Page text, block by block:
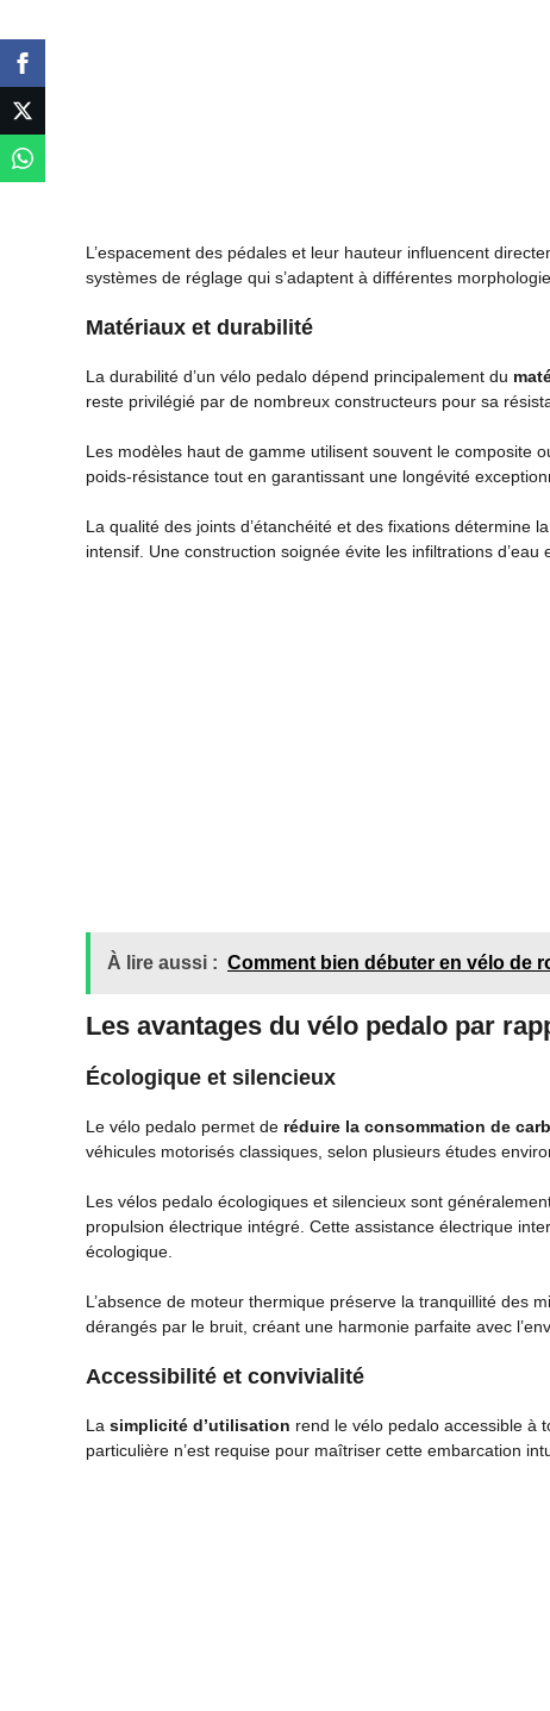
L’espacement des pédales et leur hauteur influencent
systèmes de réglage qui s’adaptent à différentes
Matériaux et durabilité
La durabilité d’un vélo pedalo dépend principalement du
reste privilégié par de nombreux constructeurs pour sa
Les modèles haut de gamme utilisent souvent le composite
poids-résistance tout en garantissant une longévité
La qualité des joints d’étanchéité et des fixations détermine
intensif. Une construction soignée évite les infiltrations d’eau
À lire aussi : Comment bien débuter en vélo de
Les avantages du vélo pedalo par
Écologique et silencieux
Le vélo pedalo permet de réduire la consommation de
véhicules motorisés classiques, selon plusieurs études
Les vélos pedalo écologiques et silencieux sont
propulsion électrique intégré. Cette assistance électrique
écologique.
L’absence de moteur thermique préserve la tranquillité des
dérangés par le bruit, créant une harmonie parfaite avec
Accessibilité et convivialité
La simplicité d’utilisation rend le vélo pedalo accessible à
particulière n’est requise pour maîtriser cette embarcation